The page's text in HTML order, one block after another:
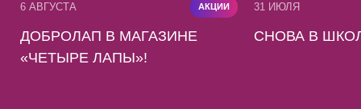
6 АВГУСТА АКЦИИ
ДОБРОЛАП В МАГАЗИНЕ
«ЧЕТЫРЕ ЛАПЫ»!
31 ИЮЛЯ
СНОВА В